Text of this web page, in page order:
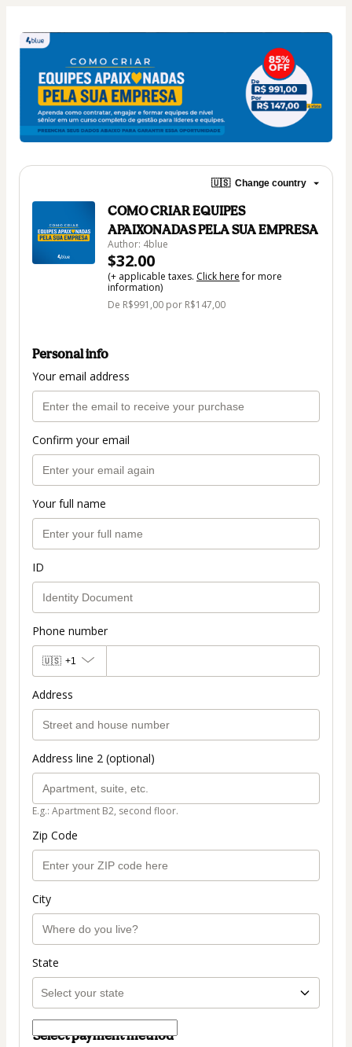
🇺🇸 Change country
COMO CRIAR EQUIPES
APAIXONADAS PELA SUA EMPRESA
Author: 4blue
$32.00
(+ applicable taxes. Click herefor more
information)
De R$991,00 por R$147,00
Personal info
Your email address
Confirm your email
Your full name
ID
Phone number
🇺🇸 +1
Address
Address line 2 (optional)
E.g.: Apartment B2, second floor.
Zip Code
City
State
Select payment method